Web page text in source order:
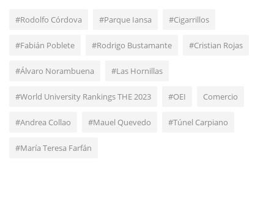
#Rodolfo Córdova #Parque Iansa #Cigarrillos
#Fabián Poblete #Rodrigo Bustamante #Cristian Rojas
#Álvaro Norambuena #Las Hornillas
#World University Rankings THE 2023 #OEI Comercio
#Andrea Collao #Mauel Quevedo #Túnel Carpiano
#María Teresa Farfán